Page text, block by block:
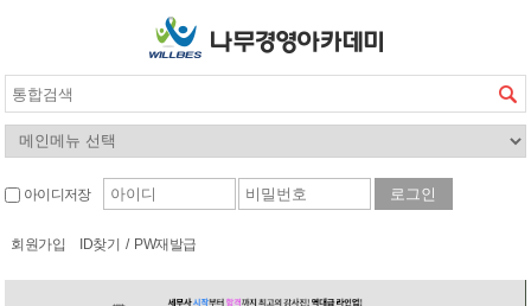
아이디저장
회원가입 ID찾기 / PW재발급